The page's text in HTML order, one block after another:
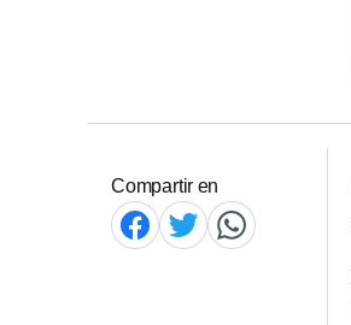
Compartir en